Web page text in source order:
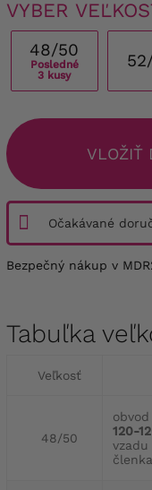
VYBER
48/50
Posledné
3 kusy
VLOŽIŤ
Očakávané
Bezpečný nákup v
Tabuľka
Veľkosť
48/50
120-
vzadu
členka